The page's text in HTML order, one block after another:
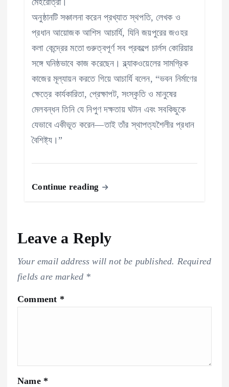
অনুষ্ঠানটি সঞ্চালনা করেন প্রখ্যাত স্থপতি, লেখক ও
প্রধান আয়োজক আশিস আচার্যি, যিনি জয়পুরের জওহর
কলা কেন্দ্রের মতো গুরুত্বপূর্ণ সব প্রকল্পে চার্লস কোরিয়ার
সঙ্গে ঘনিষ্ঠভাবে কাজ করেছেন। ব্ল্যাকওয়েলের সামগ্রিক
কাজের মূল্যায়ন করতে গিয়ে আচার্যি বলেন, “ভবন নির্মাণের
ক্ষেত্রে কার্যকারিতা, প্রেক্ষাপট, সংস্কৃতি ও মানুষের
মেলবন্ধন তিনি যে নিপুণ দক্ষতায় ঘটান এবং সবকিছুকে
যেভাবে একীভূত করেন—তাই তাঁর স্থাপত্যশৈলীর প্রধান
বৈশিষ্ট্য।”
Continue reading
Leave a Reply
Your email address will not be published. Required
fields are marked *
Comment *
Name *